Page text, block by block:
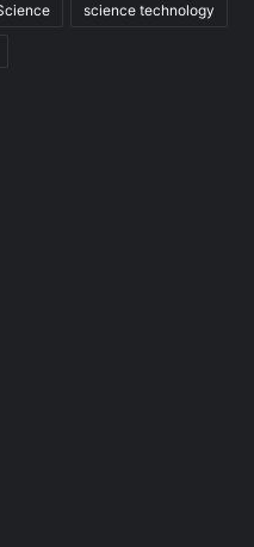
science technology